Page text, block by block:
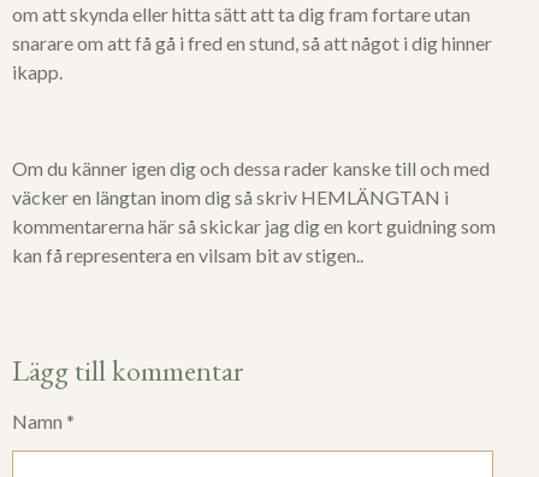
om att skynda eller hitta sätt att ta dig fram fortare utan
snarare om att få gå i fred en stund, så att något i dig hinner
ikapp.
Om du känner igen dig och dessa rader kanske till och med
väcker en längtan inom dig så skriv HEMLÄNGTAN i
kommentarerna här så skickar jag dig en kort guidning som
kan få representera en vilsam bit av stigen..
Lägg till kommentar
Namn *